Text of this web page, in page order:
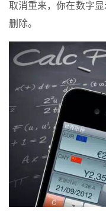
取消重来，你在数字
删除。